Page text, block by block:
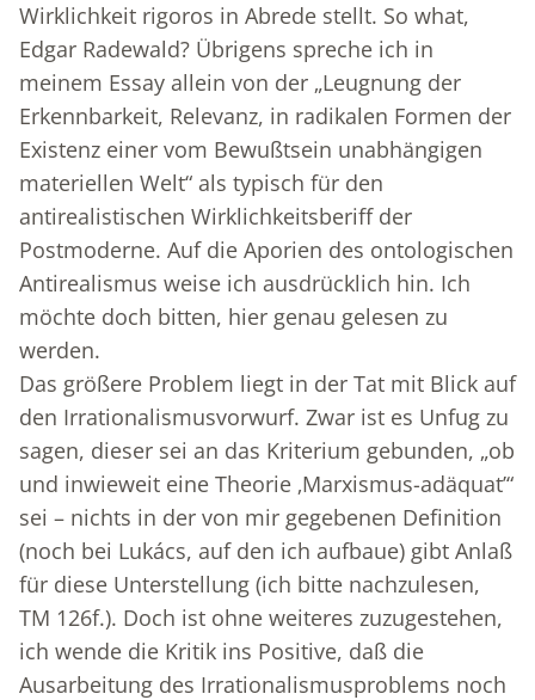
Wirklichkeit rigoros in Abrede stellt. So what,
Edgar Radewald? Übrigens spreche ich in
meinem Essay allein von der „Leugnung der
Erkennbarkeit, Relevanz, in radikalen Formen der
Existenz einer vom Bewußtsein unabhängigen
materiellen Welt“ als typisch für den
antirealistischen Wirklichkeitsberiff der
Postmoderne. Auf die Aporien des ontologischen
Antirealismus weise ich ausdrücklich hin. Ich
möchte doch bitten, hier genau gelesen zu
werden.
Das größere Problem liegt in der Tat mit Blick auf
den Irrationalismusvorwurf. Zwar ist es Unfug zu
sagen, dieser sei an das Kriterium gebunden, „ob
und inwieweit eine Theorie ‚Marxismus-adäquat’“
sei – nichts in der von mir gegebenen Definition
(noch bei Lukács, auf den ich aufbaue) gibt Anlaß
für diese Unterstellung (ich bitte nachzulesen,
TM 126f.). Doch ist ohne weiteres zuzugestehen,
ich wende die Kritik ins Positive, daß die
Ausarbeitung des Irrationalismusproblems noch